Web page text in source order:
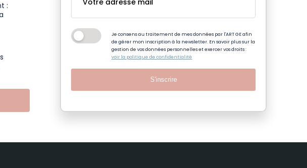
:
Je consens au traitement de mes données par l'ART GE afin
de gérer mon inscription à la newsletter. En savoir plus sur la
gestion de vos données personnelles et exercer vos droits :
voir la politique de confidentialité
S'inscrire